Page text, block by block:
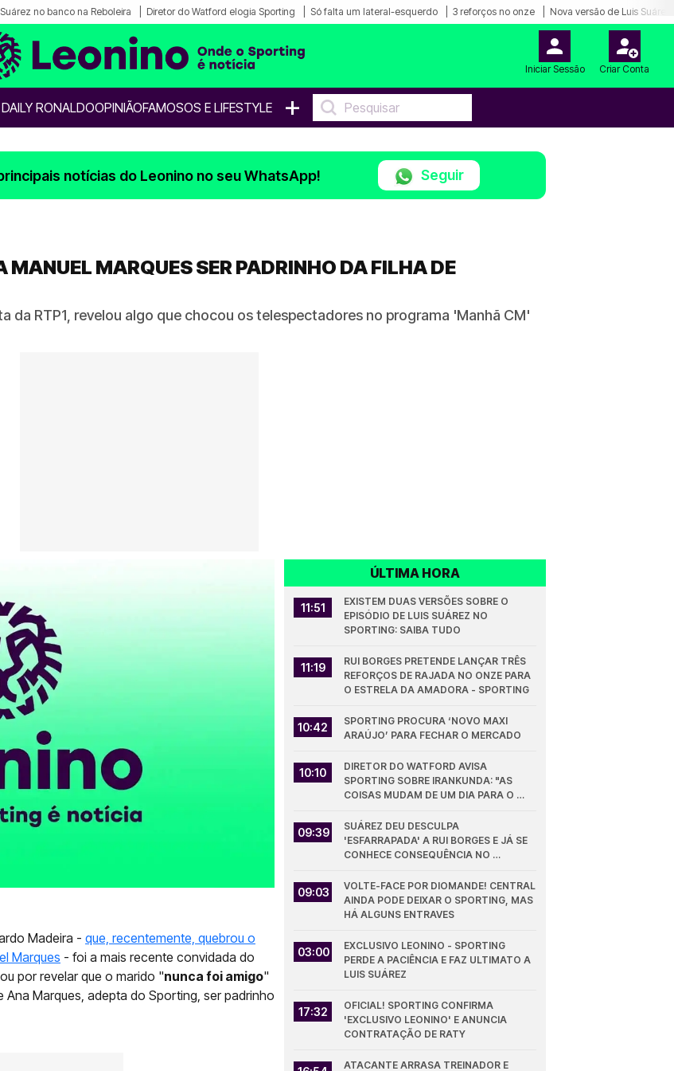
Suárez no banco na Reboleira Diretor do Watford elogia Sporting Só falta um lateral-esquerdo 3 reforços no onze Nova versão de Luis Suárez
Iniciar Sessão Criar Conta
RONALDOOPINIÃOFAMOSOS E LIFESTYLE +
notícias do Leonino no seu WhatsApp! Seguir
MARQUES SER PADRINHO DA FILHA DE
da RTP1, revelou algo que chocou os telespectadores no programa 'Manhã CM'
Madeira - que, recentemente, quebrou o
Marques - foi a mais recente convidada do
por revelar que o marido "nunca foi amigo"
Marques, adepta do Sporting, ser padrinho
ÚLTIMA HORA
11:51
EXISTEM DUAS VERSÕES SOBRE O
EPISÓDIO DE LUIS SUÁREZ NO
SPORTING: SAIBA TUDO
11:19
RUI BORGES PRETENDE LANÇAR TRÊS
REFORÇOS DE RAJADA NO ONZE PARA
O ESTRELA DA AMADORA - SPORTING
10:42
SPORTING PROCURA ‘NOVO MAXI
ARAÚJO’ PARA FECHAR O MERCADO
10:10
DIRETOR DO WATFORD AVISA
SPORTING SOBRE IRANKUNDA: "AS
COISAS MUDAM DE UM DIA PARA O
09:39
SUÁREZ DEU DESCULPA
'ESFARRAPADA' A RUI BORGES E JÁ SE
CONHECE CONSEQUÊNCIA NO
09:03
VOLTE-FACE POR DIOMANDE! CENTRAL
AINDA PODE DEIXAR O SPORTING, MAS
HÁ ALGUNS ENTRAVES
03:00
EXCLUSIVO LEONINO - SPORTING
PERDE A PACIÊNCIA E FAZ ULTIMATO A
LUIS SUÁREZ
17:32
OFICIAL! SPORTING CONFIRMA
'EXCLUSIVO LEONINO' E ANUNCIA
CONTRATAÇÃO DE RATY
ATACANTE ARRASA TREINADOR E